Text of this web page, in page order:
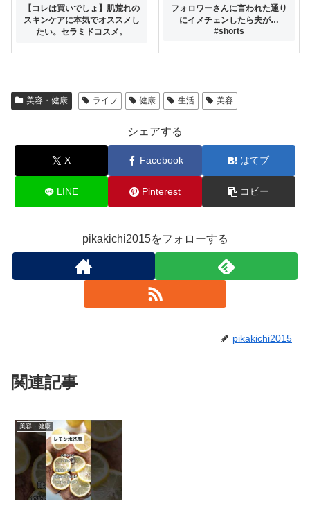
【徹底比較】最近バズり過ぎの
針美容液、どっちの方がいい？
【コレは買いでしょ】肌荒れの
スキンケアに本気でオススメし
たい。セラミドコスメ。
フォロワーさんに言われた通り
にイメチェンしたら夫が…
#shorts
美容・健康 ライフ 健康 生活 美容
シェアする
X Facebook はてブ
LINE Pinterest コピー
pikakichi2015をフォローする
pikakichi2015
関連記事
美容・健康